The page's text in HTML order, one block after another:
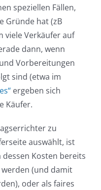
speziellen Fällen,
Gründe hat (zB
viele Verkäufer auf
dann, wenn
Vorbereitungen
sind (etwa im
ergeben sich
Käufer.
zu
auswählt, ist
Kosten bereits
(und damit
oder als faires